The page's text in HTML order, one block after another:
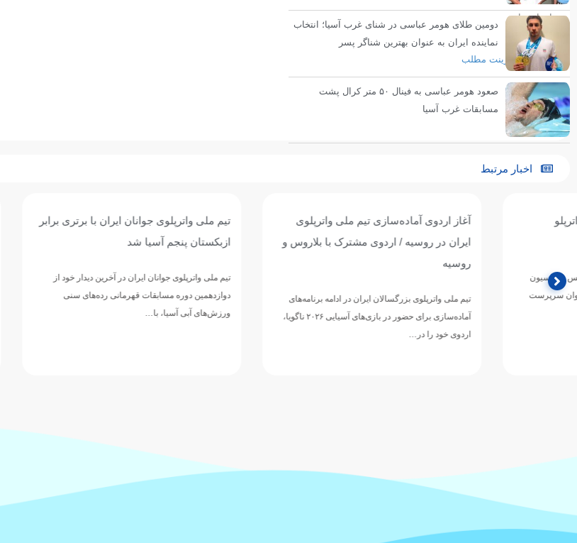
انتهای پیام
پرینت مطلب
دومین طلای هومر عباسی در شنای غرب آسیا؛ انتخاب
نماینده ایران به عنوان بهترین شناگر پسر
صعود هومر عباسی به فینال ۵۰ متر کرال پشت
مسابقات غرب آسیا
اخبار مرتبط
آغاز اردوی آماده‌سازی تیم ملی واترپلوی
ایران در روسیه / اردوی مشترک با بلاروس و
تیم ملی واترپلوی بزرگسالان ایران در ادامه برنامه‌های
آماده‌سازی برای حضور در بازی‌های آسیایی ۲۰۲۶ ناگویا،
تیم ملی واترپلوی جوانان ایران با برتری برابر
ازبکستان پنجم آسیا شد
تیم ملی واترپلوی جوانان ایران در آخرین دیدار خود از
دوازدهمین دوره مسابقات قهرمانی رده‌های سنی
ورزش‌های آبی آسیا، با…
پیروزی پرگل
عربستان؛ تقابل
تیم ملی واترپلوی
دوازدهمین دوره
ورزش‌های آبی آسیا،